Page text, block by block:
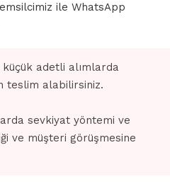
ile WhatsApp
küçük adetli alımlarda
teslim alabilirsiniz.
sevkiyat yöntemi ve
ve müşteri görüşmesine